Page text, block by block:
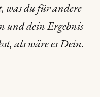
was du für andere
und dein Ergebnis
als wäre es Dein.